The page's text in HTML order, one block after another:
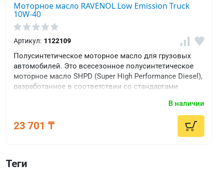
Теги
Моторное масло RAVENOL Low Emission Truck
10W-40
Артикул: 1122109
Полусинтетическое моторное масло для грузовых
автомобилей. Это всесезонное полусинтетическое
моторное масло SHPD (Super High Performance Diesel),
разработанное в соответствии со стандартами
используемое в дизельных двигателях коммерческих
В наличии
23 701 ₸